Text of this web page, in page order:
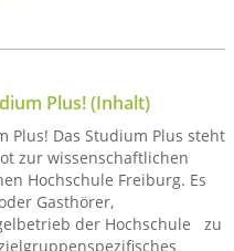
Plus! (Inhalt)
Plus! Das Studium Plus steht
zur wissenschaftlichen
Hochschule Freiburg. Es
Gasthörer,
der Hochschule zu